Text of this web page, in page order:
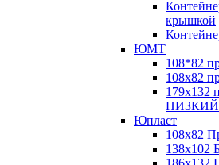
крышкой
ЮМТ
108*82
108х82
179х132
НИЗКИЙ
Юпласт
108х82
138х102